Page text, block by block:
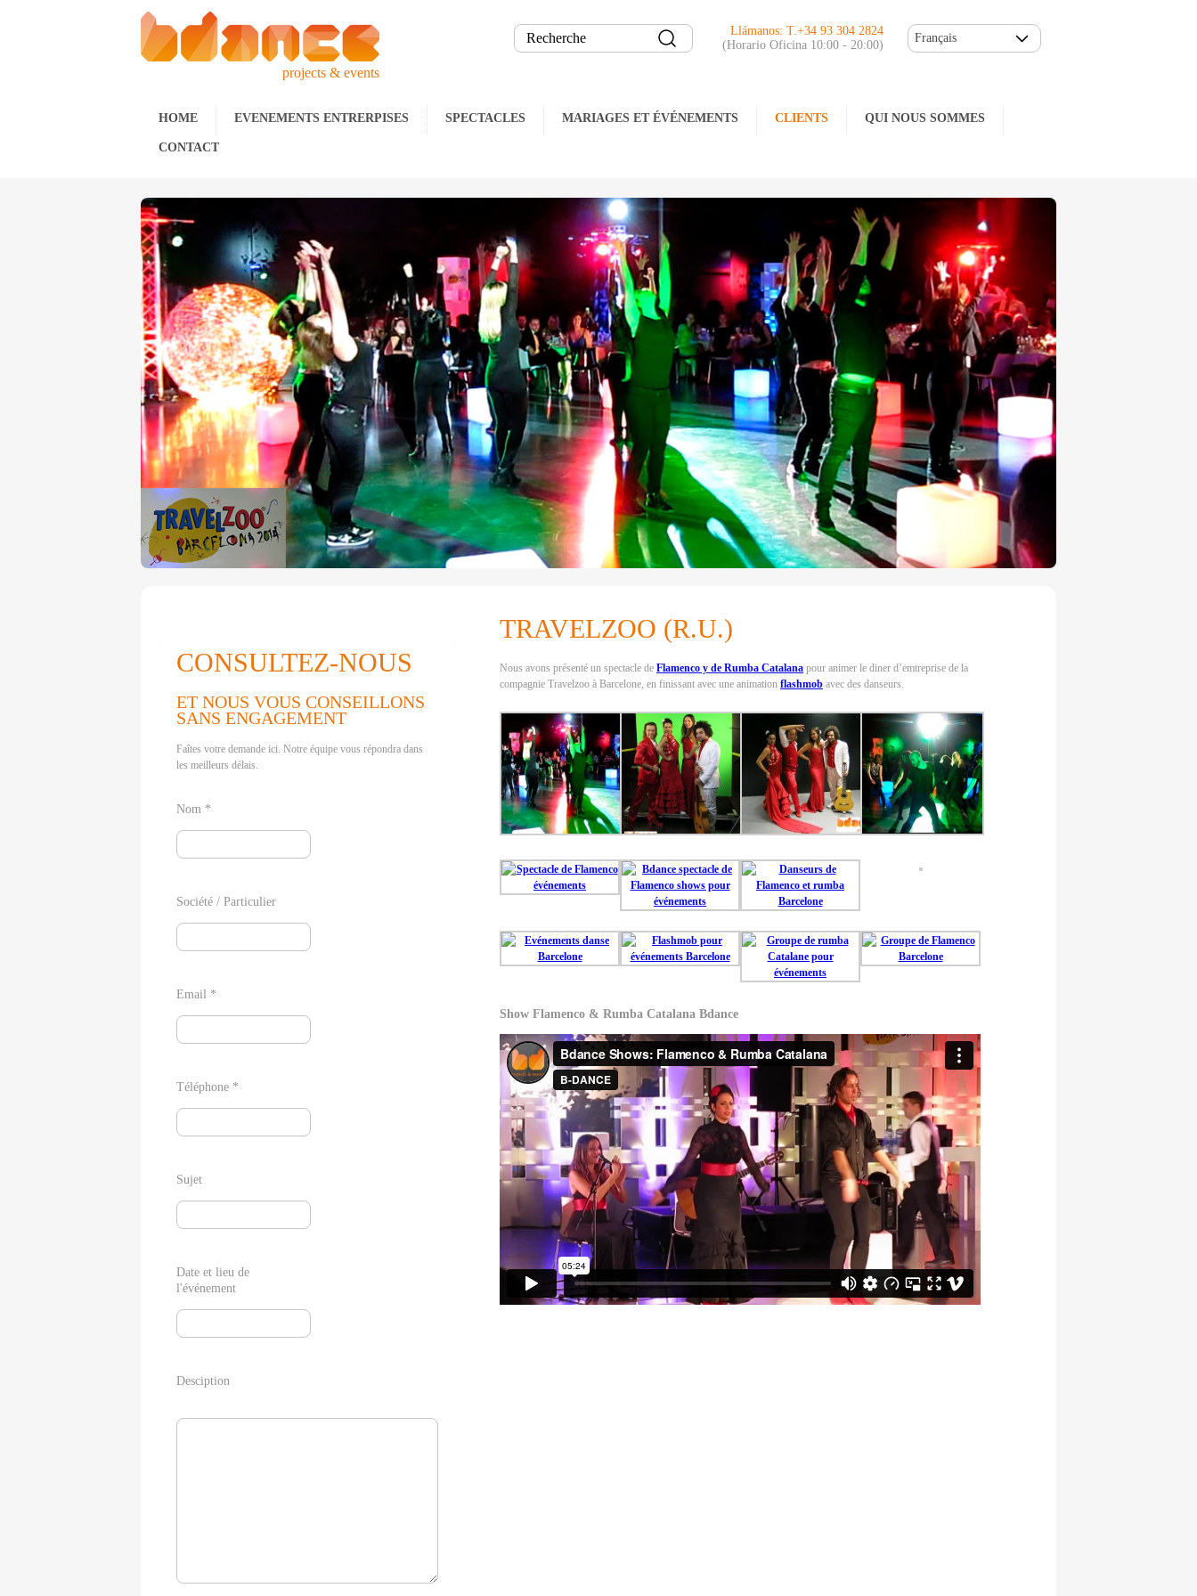
projects & events
Llámanos: T.+34 93 304 2824
(Horario Oficina 10:00 - 20:00)
Français
HOME EVENEMENTS ENTRERPISES SPECTACLES MARIAGES ET ÉVÉNEMENTS CLIENTS QUI NOUS SOMMES
CONTACT
CONSULTEZ-NOUS
ET NOUS VOUS CONSEILLONS
SANS ENGAGEMENT
Faîtes votre demande ici. Notre équipe vous répondra dans
les meilleurs délais.
Nom *
Société / Particulier
Email *
Téléphone *
Sujet
Date et lieu de
l'événement
Desciption
TRAVELZOO (R.U.)
Nous avons présenté un spectacle de Flamenco y de Rumba Catalana pour animer le diner d’emtreprise de la
compagnie Travelzoo à Barcelone, en finissant avec une animation flashmob avec des danseurs.
Show Flamenco & Rumba Catalana Bdance